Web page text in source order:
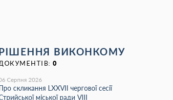
ВИКОНКОМУ
0
Серпня 2026
скликання LХХVІІ чергової сесії
міської ради VIII